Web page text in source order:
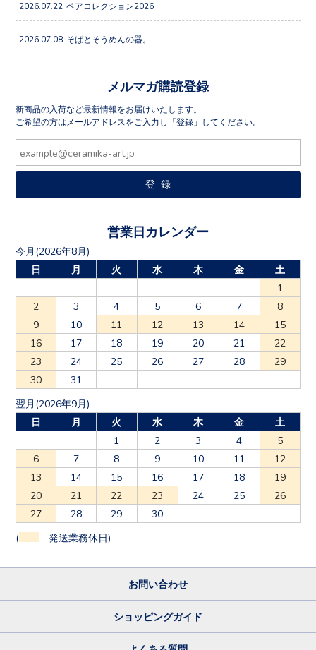
2026.07.22 ペアコレクション2026
2026.07.08 そばとそうめんの器。
メルマガ購読登録
新商品の入荷など最新情報をお届けいたします。
ご希望の方はメールアドレスをご入力し「登録」してください。
営業日カレンダー
今月(2026年8月)
日
月 火 水 木 金
土
1
2
3 4 5 6 7
8
9
10 11 12 13 14
15
16
17 18 19 20 21
22
23
24 25 26 27 28
29
30
31
翌月(2026年9月)
日
月 火 水 木 金
土
1
2 3 4
5
6
7 8 9 10 11
12
13
14 15 16 17 18
19
20
21 22 23 24 25
26
27
28 29 30
( 発送業務休日)
お問い合わせ
ショッピングガイド